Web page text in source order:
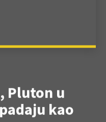
Pluton u
kao